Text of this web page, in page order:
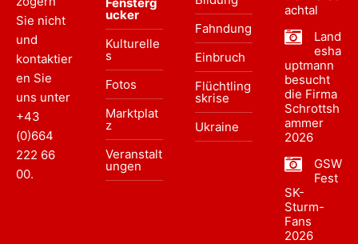
Sie nicht
und
kontaktier
en Sie
uns unter
+43
(0)664
222 66
00.
ucker
Kulturelle
s
Fotos
Marktplat
z
Veranstalt
ungen
Fahndung
Einbruch
Flüchtling
skrise
Ukraine
achtal
Land
esha
uptmann
besucht
die Firma
Schrottsh
ammer
2026
GSW
Fest
SK-
Sturm-
Fans
2026